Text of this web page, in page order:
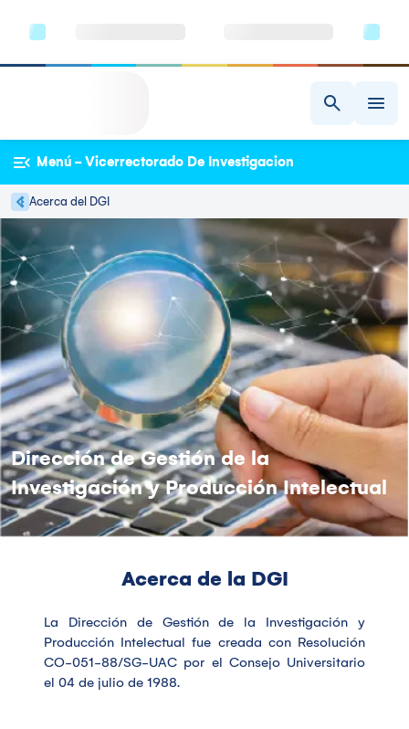
Menú - Vicerrectorado De Investigacion
Acerca del DGI
Dirección de Gestión de la
Investigación y Producción Intelectual
Acerca de la DGI
La Dirección de Gestión de la Investigación y
Producción Intelectual fue creada con Resolución
CO-051-88/SG-UAC por el Consejo Universitario
el 04 de julio de 1988.